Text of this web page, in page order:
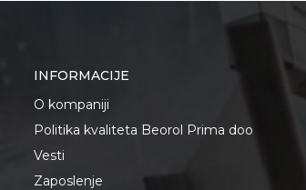
INFORMACIJE
O kompaniji
Politika kvaliteta Beorol Prima doo
Vesti
Zaposlenje